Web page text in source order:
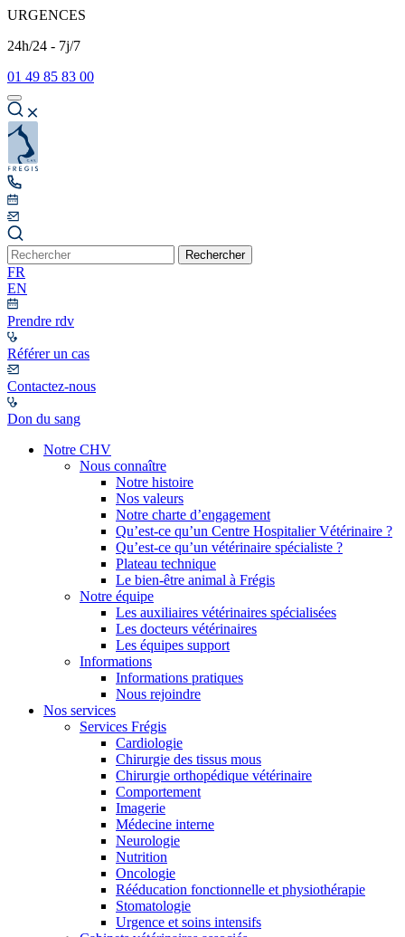
URGENCES
24h/24 - 7j/7
01 49 85 83 00
Rechercher
FR
EN
Prendre rdv
Référer un cas
Contactez-nous
Don du sang
Notre CHV
Nous connaître
Notre histoire
Nos valeurs
Notre charte d’engagement
Qu’est-ce qu’un Centre Hospitalier Vétérinaire ?
Qu’est-ce qu’un vétérinaire spécialiste ?
Plateau technique
Le bien-être animal à Frégis
Notre équipe
Les auxiliaires vétérinaires spécialisées
Les docteurs vétérinaires
Les équipes support
Informations
Informations pratiques
Nous rejoindre
Nos services
Services Frégis
Cardiologie
Chirurgie des tissus mous
Chirurgie orthopédique vétérinaire
Comportement
Imagerie
Médecine interne
Neurologie
Nutrition
Oncologie
Rééducation fonctionnelle et physiothérapie
Stomatologie
Urgence et soins intensifs